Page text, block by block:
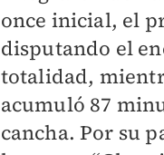
once inicial, el
disputando el
totalidad,
acumuló 87
cancha. Por su